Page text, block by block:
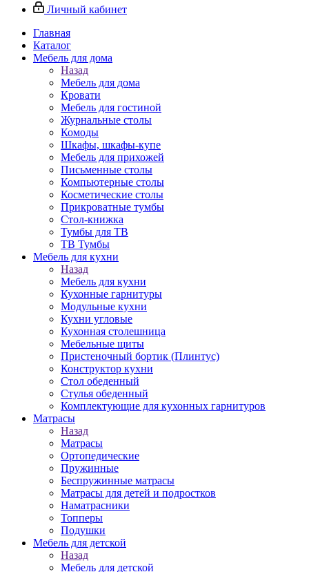
Личный кабинет
Главная
Каталог
Мебель для дома
Назад
Мебель для дома
Кровати
Мебель для гостиной
Журнальные столы
Комоды
Шкафы, шкафы-купе
Мебель для прихожей
Письменные столы
Компьютерные столы
Косметические столы
Прикроватные тумбы
Стол-книжка
Тумбы для ТВ
ТВ Тумбы
Мебель для кухни
Назад
Мебель для кухни
Кухонные гарнитуры
Модульные кухни
Кухни угловые
Кухонная столешница
Мебельные щиты
Пристеночный бортик (Плинтус)
Конструктор кухни
Стол обеденный
Стулья обеденный
Комплектующие для кухонных гарнитуров
Матраcы
Назад
Матраcы
Ортопедические
Пружинные
Беспружинные матрасы
Матрасы для детей и подростков
Наматрасники
Топперы
Подушки
Мебель для детской
Назад
Мебель для детской